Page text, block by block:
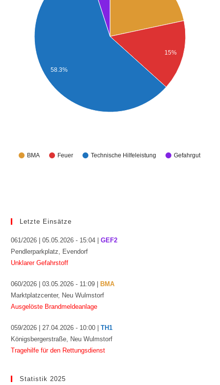
BMA Feuer Technische Hilfeleistung Gefahrgut
15%
58.3%
Letzte Einsätze
061/2026 | 05.05.2026 - 15:04 |GEF2
Pendlerparkplatz, Evendorf
Unklarer Gefahrstoff
060/2026 | 03.05.2026 - 11:09 |
BMA
Marktplatzcenter, Neu Wulmstorf
Ausgelöste Brandmeldeanlage
059/2026 | 27.04.2026 - 10:00 |TH1
Königsbergerstraße, Neu Wulmstorf
Tragehilfe für den Rettungsdienst
Statistik 2025